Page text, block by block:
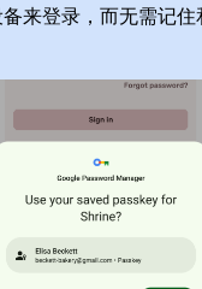
来登录，而无需记住